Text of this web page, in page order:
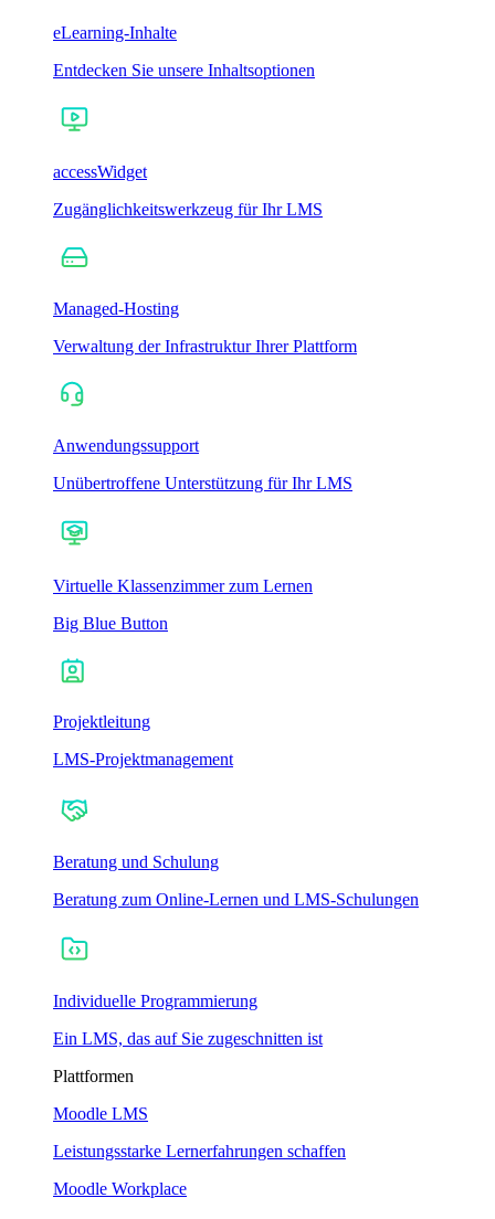
eLearning-Inhalte
Entdecken Sie unsere Inhaltsoptionen
accessWidget
Zugänglichkeitswerkzeug für Ihr LMS
Managed-Hosting
Verwaltung der Infrastruktur Ihrer Plattform
Anwendungssupport
Unübertroffene Unterstützung für Ihr LMS
Virtuelle Klassenzimmer zum Lernen
Big Blue Button
Projektleitung
LMS-Projektmanagement
Beratung und Schulung
Beratung zum Online-Lernen und LMS-Schulungen
Individuelle Programmierung
Ein LMS, das auf Sie zugeschnitten ist
Plattformen
Moodle LMS
Leistungsstarke Lernerfahrungen schaffen
Moodle Workplace